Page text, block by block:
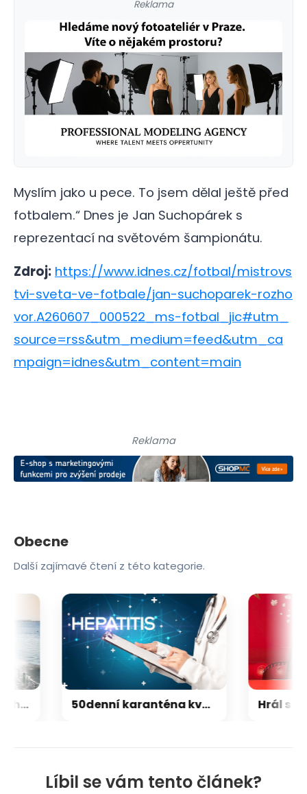
Reklama
Myslím jako u pece. To jsem dělal ještě před
fotbalem.“ Dnes je Jan Suchopárek s
reprezentací na světovém šampionátu.
Zdroj: https://www.idnes.cz/fotbal/mistrovs
tvi-sveta-ve-fotbale/jan-suchoparek-rozho
vor.A260607_000522_ms-fotbal_jic#utm_
source=rss&utm_medium=feed&utm_ca
mpaign=idnes&utm_content=main
Líbil se vám tento článek?
Reklama
Obecne
Další zajímavé čtení z této kategorie.
50denní karanténa kvůli žloutence může obrátit rozpočet rodiny i prázdniny dětí naruby